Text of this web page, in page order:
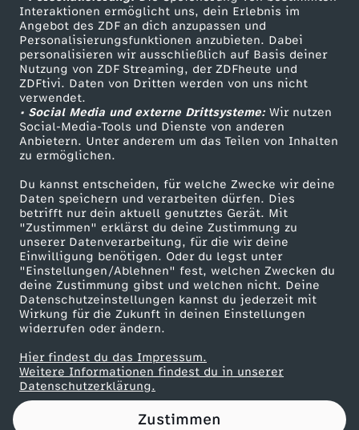
Interaktionen ermöglicht uns, dein Erlebnis im
Angebot des ZDF an dich anzupassen und
Personalisierungsfunktionen anzubieten. Dabei
personalisieren wir ausschließlich auf Basis deiner
Nutzung von ZDF Streaming, der ZDFheute und
ZDFtivi. Daten von Dritten werden von uns nicht
verwendet.
• Social Media und externe Drittsysteme:Wir nutzen
Social-Media-Tools und Dienste von anderen
Anbietern. Unter anderem um das Teilen von Inhalten
zu ermöglichen.
Du kannst entscheiden, für welche Zwecke wir deine
Daten speichern und verarbeiten dürfen. Dies
betrifft nur dein aktuell genutztes Gerät. Mit
"Zustimmen" erklärst du deine Zustimmung zu
unserer Datenverarbeitung, für die wir deine
Einwilligung benötigen. Oder du legst unter
"Einstellungen/Ablehnen" fest, welchen Zwecken du
deine Zustimmung gibst und welchen nicht. Deine
Datenschutzeinstellungen kannst du jederzeit mit
Wirkung für die Zukunft in deinen Einstellungen
widerrufen oder ändern.
Hier findest du das Impressum.
Weitere Informationen findest du in unserer
Datenschutzerklärung.
Zustimmen
t
d
a
s
O
B
D
A
C
H
L
Sendungen A-Z
TV-Programm
Hilfe
ZDF Unternehmen
Karriere
ZDF goes Schule
Werbefernsehen
Mainzelmännchen
Partner